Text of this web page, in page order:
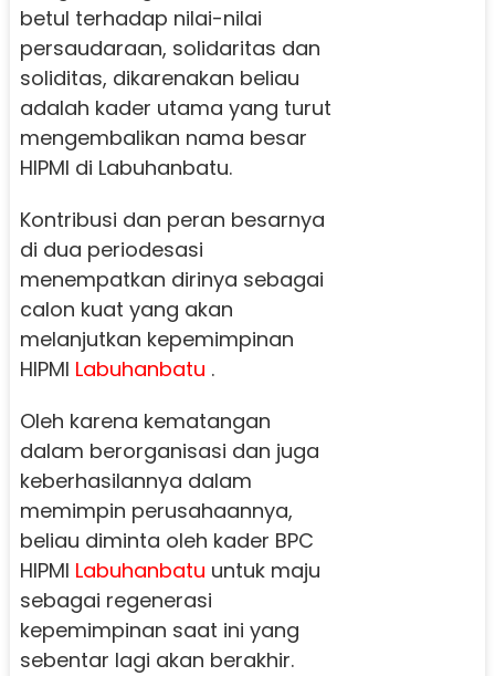
betul terhadap nilai-nilai
persaudaraan, solidaritas dan
soliditas, dikarenakan beliau
adalah kader utama yang turut
mengembalikan nama besar
HIPMI di Labuhanbatu.
Kontribusi dan peran besarnya
di dua periodesasi
menempatkan dirinya sebagai
calon kuat yang akan
melanjutkan kepemimpinan
HIPMI Labuhanbatu .
Oleh karena kematangan
dalam berorganisasi dan juga
keberhasilannya dalam
memimpin perusahaannya,
beliau diminta oleh kader BPC
HIPMI Labuhanbatu untuk maju
sebagai regenerasi
kepemimpinan saat ini yang
sebentar lagi akan berakhir.